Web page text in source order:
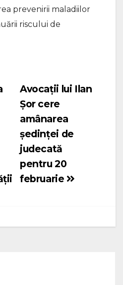
prevenirii maladiilor
riscului de
Avocații lui Ilan
Șor cere
amânarea
ședinței de
judecată
pentru 20
februarie